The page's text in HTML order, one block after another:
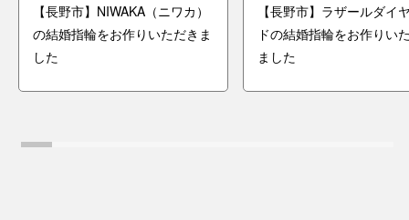
【長野市】NIWAKA（ニワカ）
の結婚指輪をお作りいただきま
した
【長野市】ラザールダイ
ドの結婚指輪をお作りい
ました